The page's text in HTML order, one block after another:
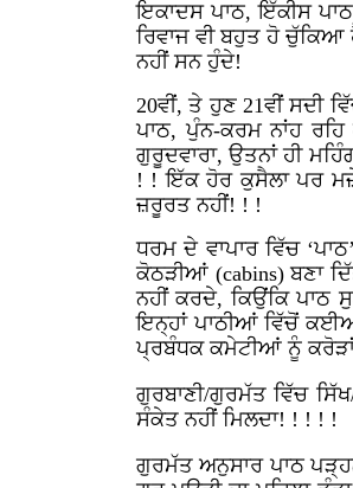
ਇਕਾਦਸ ਪਾਠ, ਇੱਕੀਸ
ਰਿਵਾਜ ਵੀ ਬਹੁਤ ਹੋ ਚੁੱਕਿਆ
ਨਹੀਂ ਸਨ ਹੁੰਦੇ!
20ਵੀਂ, ਤੇ ਹੁਣ21ਵੀਂ ਸਦੀ
ਪਾਠ, ਪੁੰਨ-ਕਰਮ ਨਾਂਹ
ਗੁਰੂਦਵਾਰਾ, ਉਤਨਾਂ ਹੀ
! ! ਇੱਕ ਹੋਰ ਕੁਸੈਲਾ ਪਰ
ਜ਼ਰੂਰਤ ਨਹੀਂ! ! !
ਧਰਮ ਦੇ ਵਾਪਾਰ ਵਿੱਚ
ਕੋਠੜੀਆਂ (cabins)ਬਣਾ
ਨਹੀਂ ਕਰਦੇ, ਕਿਉਂਕਿ ਪਾਠ
ਇਨ੍ਹਾਂ ਪਾਠੀਆਂ ਵਿੱਚੋਂ ਕਈਆਂ
ਪ੍ਰਬੰਧਕ ਕਮੇਟੀਆਂ ਨੂੰ
ਗੁਰਬਾਣੀ/ਗੁਰਮੱਤ ਵਿੱਚ
ਸੰਕੇਤ ਨਹੀਂ ਮਿਲਦਾ! ! ! ! !
ਗੁਰਮੱਤ ਅਨੁਸਾਰ ਪਾਠ